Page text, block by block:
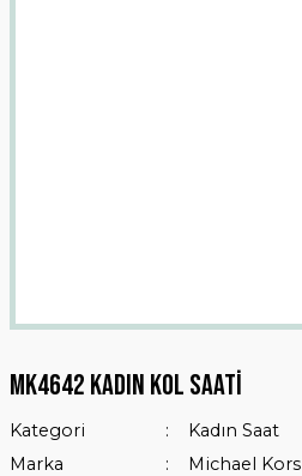
Mk4642 Kadın Kol Saati
Kategori
Kadın Saat
Marka
Michael Kors